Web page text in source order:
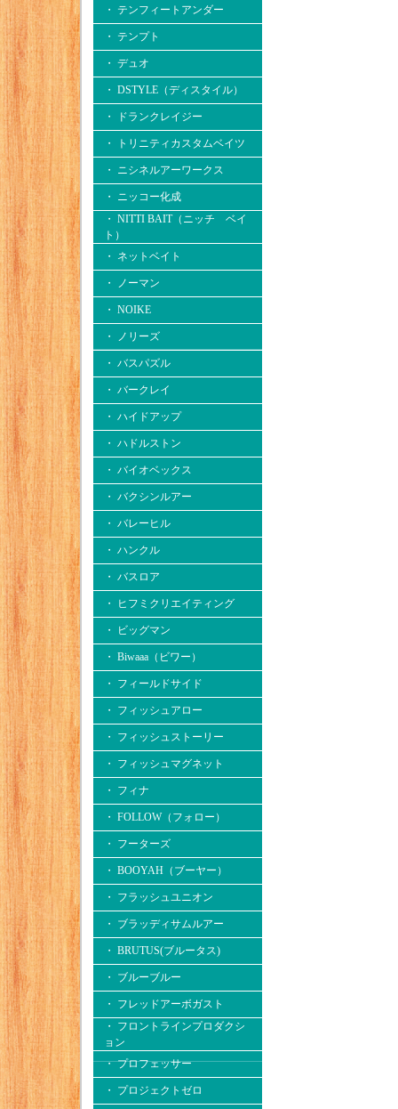
・ テンフィートアンダー
・ テンプト
・ デュオ
・ DSTYLE（ディスタイル）
・ ドランクレイジー
・ トリニティカスタムベイツ
・ ニシネルアーワークス
・ ニッコー化成
・ NITTI BAIT（ニッチ ベイ
ト）
・ ネットベイト
・ ノーマン
・ NOIKE
・ ノリーズ
・ バスパズル
・ バークレイ
・ ハイドアップ
・ ハドルストン
・ バイオベックス
・ バクシンルアー
・ バレーヒル
・ ハンクル
・ バスロア
・ ヒフミクリエイティング
・ ビッグマン
・ Biwaaa（ビワー）
・ フィールドサイド
・ フィッシュアロー
・ フィッシュストーリー
・ フィッシュマグネット
・ フィナ
・ FOLLOW（フォロー）
・ フーターズ
・ BOOYAH（ブーヤー）
・ フラッシュユニオン
・ ブラッディサムルアー
・ BRUTUS(ブルータス)
・ ブルーブルー
・ フレッドアーボガスト
・ フロントラインプロダクシ
ョン
・ プロフェッサー
・ プロジェクトゼロ